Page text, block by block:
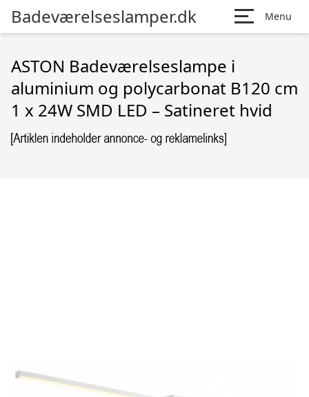
Badeværelseslamper.dk Menu
ASTON Badeværelseslampe i
aluminium og polycarbonat B120 cm
1 x 24W SMD LED – Satineret hvid